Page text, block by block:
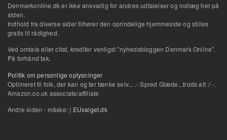
Denmarkonline.dk er ikke ansvarlig for andres udtalelser og indlæg her på
siden.
Indhold fra diverse sider tilhører den oprindelige hjemmeside og stilles
gratis til rådighed.
Ved omtale eller citat, krediter venligst "nyhedsbloggen Denmark Online".
På forhånd tak.
Politik om personlige oplysninger
Optimeret til folk, der kan og tør tænke selv... .- Spred Glæde...trods alt :/ -.
Amazon.co.uk associate/affiliate
Andre siden - måske: | EUvalget.dk